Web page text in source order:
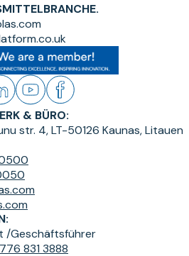
& BÜRO:
str. 4, LT-50126 Kaunas, Litauen
/Geschäftsführer
831 3888